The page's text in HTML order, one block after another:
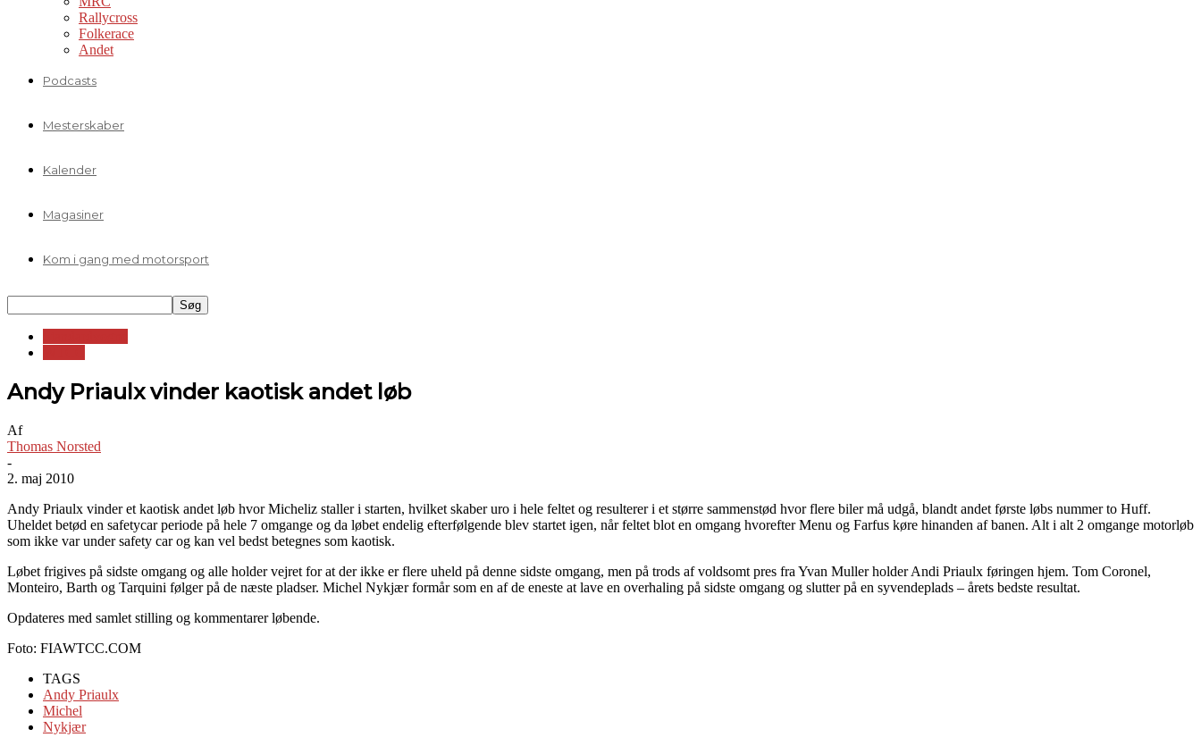
Rallycross
Folkerace
Andet
Podcasts
Mesterskaber
Kalender
Magasiner
Kom i gang med motorsport
Andy Priaulx vinder kaotisk andet løb
Af
Thomas Norsted
-
2. maj 2010
Andy Priaulx vinder et kaotisk andet løb hvor Micheliz staller i starten, hvilket skaber uro i hele feltet og resulterer i et større sammenstød hvor flere biler må udgå, blandt andet første løbs nummer to Huff.
Uheldet betød en safetycar periode på hele 7 omgange og da løbet endelig efterfølgende blev startet igen, når feltet blot en omgang hvorefter Menu og Farfus køre hinanden af banen. Alt i alt 2 omgange motorløb
som ikke var under safety car og kan vel bedst betegnes som kaotisk.
Løbet frigives på sidste omgang og alle holder vejret for at der ikke er flere uheld på denne sidste omgang, men på trods af voldsomt pres fra Yvan Muller holder Andi Priaulx føringen hjem. Tom Coronel,
Monteiro, Barth og Tarquini følger på de næste pladser. Michel Nykjær formår som en af de eneste at lave en overhaling på sidste omgang og slutter på en syvendeplads – årets bedste resultat.
Opdateres med samlet stilling og kommentarer løbende.
Foto: FIAWTCC.COM
TAGS
Andy Priaulx
Michel
Nykjær